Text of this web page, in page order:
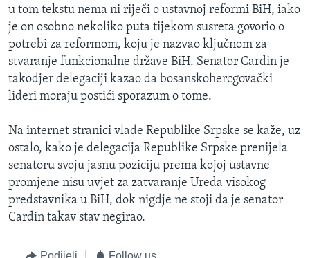
Learning English
PRATITE NAS
Jezici
u tom tekstu nema ni riječi o ustavnoj reformi BiH, iako
je on osobno nekoliko puta tijekom susreta govorio o
potrebi za reformom, koju je nazvao ključnom za
stvaranje funkcionalne države BiH. Senator Cardin je
takodjer delegaciji kazao da bosanskohercgovački
lideri moraju postići sporazum o tome.
Na internet stranici vlade Republike Srpske se kaže, uz
ostalo, kako je delegacija Republike Srpske prenijela
senatoru svoju jasnu poziciju prema kojoj ustavne
promjene nisu uvjet za zatvaranje Ureda visokog
predstavnika u BiH, dok nigdje ne stoji da je senator
Cardin takav stav negirao.
Podijeli Follow us